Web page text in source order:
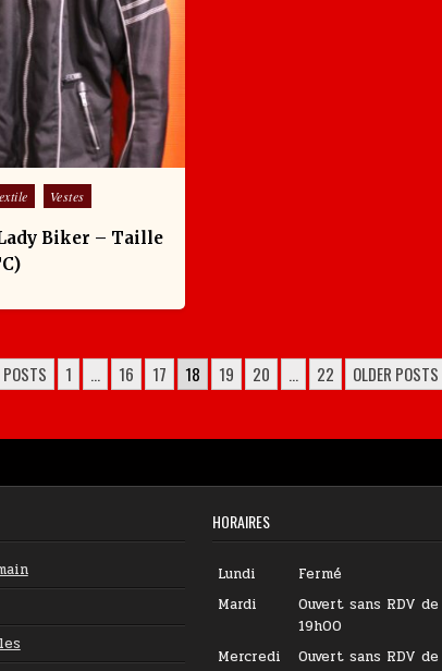
Vestes
Biker – Taille
1 … 16 17 18 19 20 … 22 OLDER
HORAIRES
Lundi
Fermé
Mardi
Ouvert sans RDV
19h00
Mercredi
Ouvert sans RDV